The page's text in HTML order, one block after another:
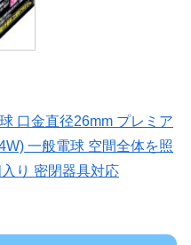
口金直径26mm プレミア
一般電球 空間全体を照
り 密閉器具対応